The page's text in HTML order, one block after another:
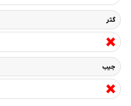
گتر
جیب